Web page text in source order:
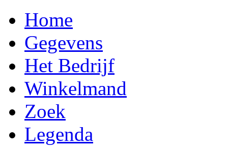
Home
Gegevens
Het Bedrijf
Winkelmand
Zoek
Legenda